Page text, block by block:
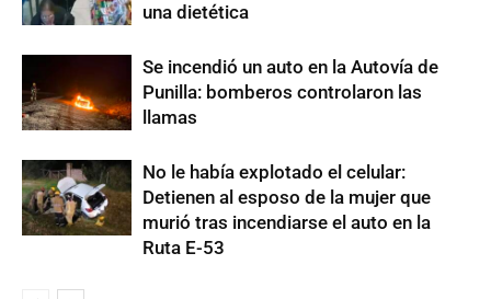
una dietética
Se incendió un auto en la Autovía de
Punilla: bomberos controlaron las
llamas
No le había explotado el celular:
Detienen al esposo de la mujer que
murió tras incendiarse el auto en la
Ruta E-53